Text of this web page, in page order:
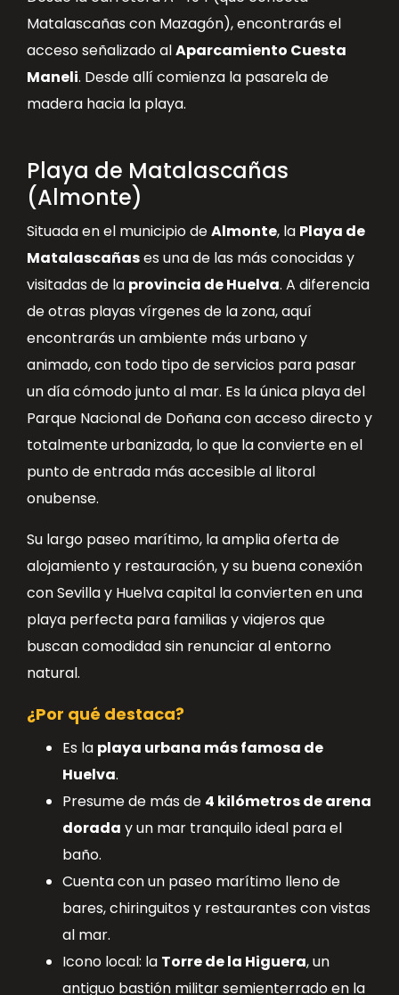
Matalascañas con Mazagón), encontrarás el
acceso señalizado alAparcamiento Cuesta
Maneli. Desde allí comienza la pasarela de
madera hacia la playa.
Playa de Matalascañas
(Almonte)
Situada en el municipio deAlmonte, la Playa de
Matalascañases una de las más conocidas y
visitadas de la provincia de Huelva. A diferencia
de otras playas vírgenes de la zona, aquí
encontrarás un ambiente más urbano y
animado, con todo tipo de servicios para pasar
un día cómodo junto al mar. Es la única playa del
Parque Nacional de Doñana con acceso directo y
totalmente urbanizada, lo que la convierte en el
punto de entrada más accesible al litoral
onubense.
Su largo paseo marítimo, la amplia oferta de
alojamiento y restauración, y su buena conexión
con Sevilla y Huelva capital la convierten en una
playa perfecta para familias y viajeros que
buscan comodidad sin renunciar al entorno
natural.
¿Por qué destaca?
Es la playa urbana más famosa de
Huelva.
Presume de más de 4 kilómetros de arena
dorada y un mar tranquilo ideal para el
baño.
Cuenta con un paseo marítimo lleno de
bares, chiringuitos y restaurantes con vistas
al mar.
Icono local: la Torre de la Higuera, un
antiguo bastión militar semienterrado en la